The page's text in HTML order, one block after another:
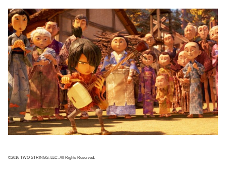
©2016 TWO STRINGS, LLC. All Rights Reserved.